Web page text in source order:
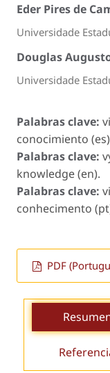
Eder Pires de
Universidade
Douglas
Universidade
Palabras clave:
conocimiento
Palabras clave:
knowledge (en).
Palabras clave:
conhecimento
PDF